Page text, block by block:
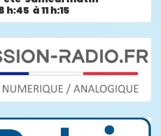
h:45 à 11 h:15